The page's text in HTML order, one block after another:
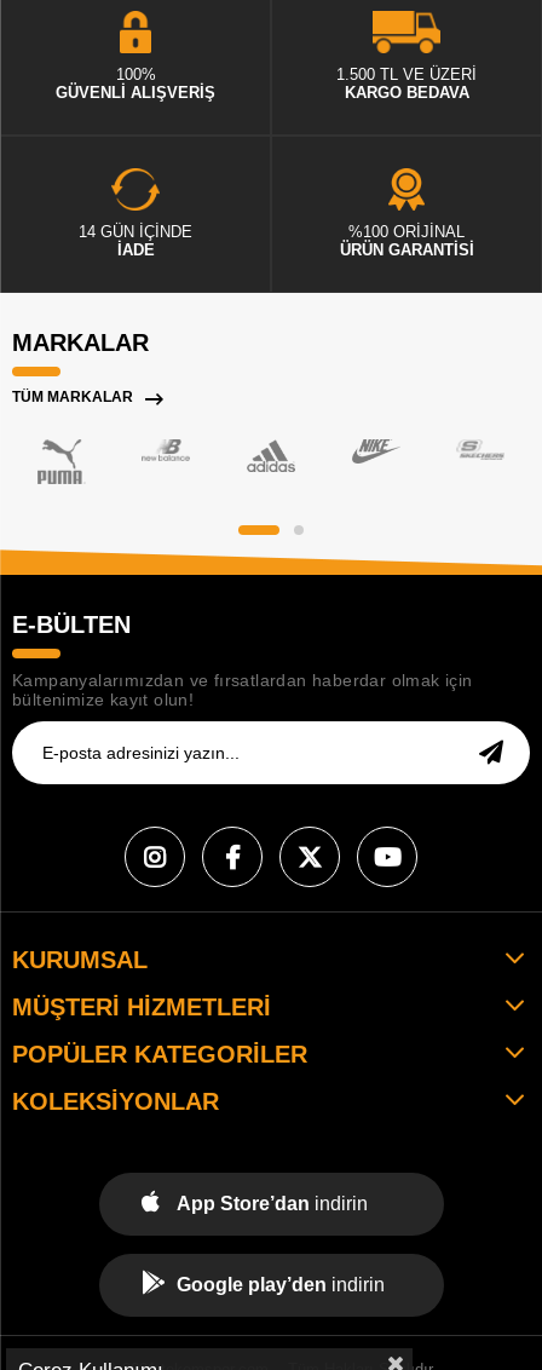
100%
GÜVENLİ ALIŞVERİŞ
1.500 TL VE ÜZERİ
KARGO BEDAVA
14 GÜN İÇİNDE
İADE
%100 ORİJİNAL
ÜRÜN GARANTİSİ
MARKALAR
TÜM MARKALAR
E-BÜLTEN
Kampanyalarımızdan ve fırsatlardan haberdar olmak için
bültenimize kayıt olun!
KURUMSAL
MÜŞTERI HIZMETLERI
POPÜLER KATEGORILER
KOLEKSIYONLAR
App Store’dan indirin
Google play’den indirin